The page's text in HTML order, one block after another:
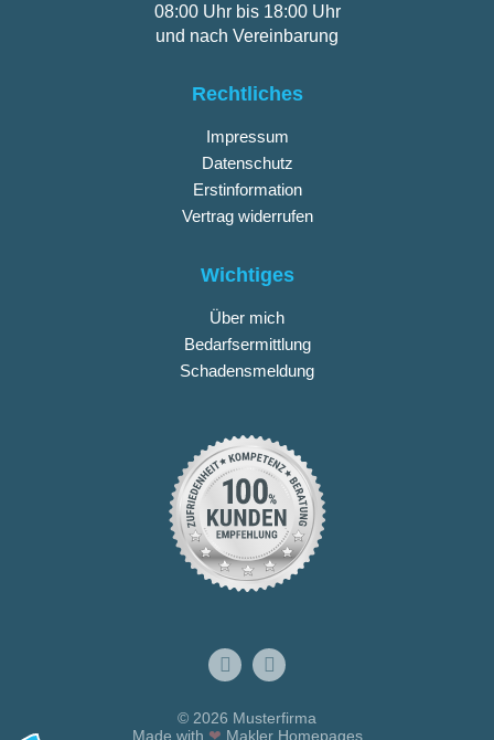
08:00 Uhr bis 18:00 Uhr
und nach Vereinbarung
Rechtliches
Impressum
Datenschutz
Erstinformation
Vertrag widerrufen
Wichtiges
Über mich
Bedarfsermittlung
Schadensmeldung
© 2026 Musterfirma
Made with ❤ Makler Homepages